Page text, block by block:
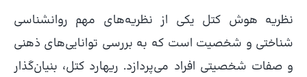
تماس
با ما
نظریه هوش کتل یکی از نظریه‌های مهم روانشناسی
شناختی و شخصیت است که به بررسی توانایی‌های ذهنی
و صفات شخصیتی افراد می‌پردازد. ریهارد کتل، بنیان‌گذار